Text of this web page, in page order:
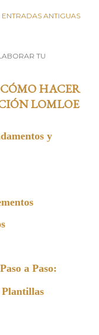
ENTRADAS ANTIGUAS
TU
HACER
LOMLOE
y
a Paso: